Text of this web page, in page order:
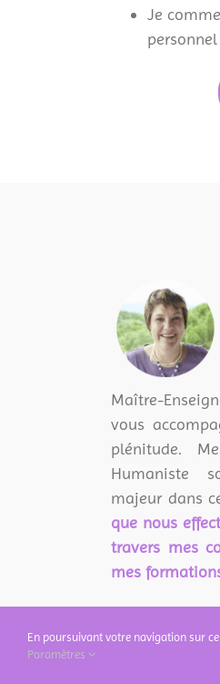
Je
personnel
Maître-
vous
plénitude.
Humaniste
majeur dans
que nous
travers mes
mes
En poursuivant votre navigation sur
Paramètres